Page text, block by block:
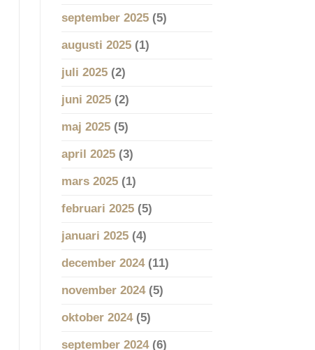
september 2025(5)
augusti 2025(1)
juli 2025(2)
juni 2025(2)
maj 2025(5)
april 2025(3)
mars 2025(1)
februari 2025(5)
januari 2025(4)
december 2024(11)
november 2024(5)
oktober 2024(5)
september 2024(6)